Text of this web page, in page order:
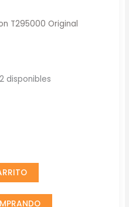
T295000 Original
disponibles